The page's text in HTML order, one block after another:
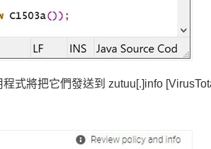
式將把它們發送到 zutuu[.]info